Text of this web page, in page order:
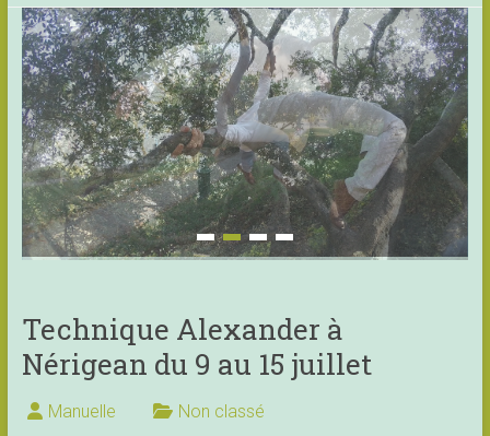
Technique Alexander à
Nérigean du 9 au 15 juillet
Manuelle Non classé